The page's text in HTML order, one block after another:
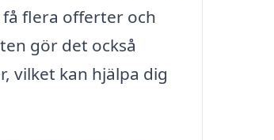
flera offerter och
gör det också
vilket kan hjälpa dig